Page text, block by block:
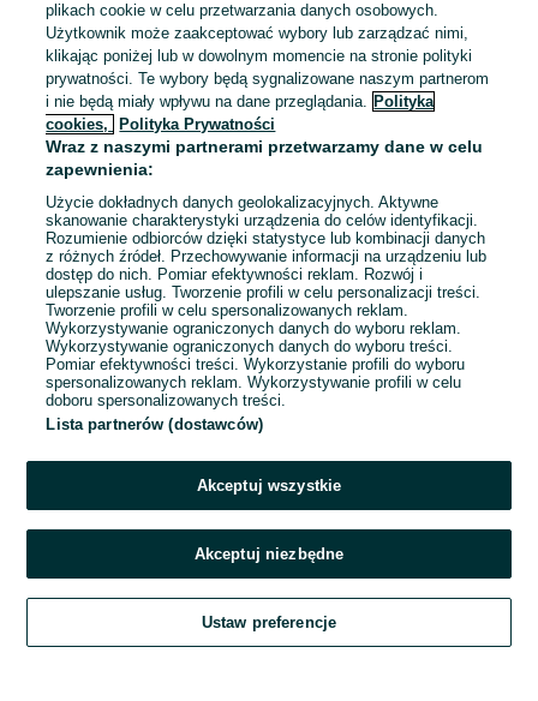
Tama Road Pro HH75W Iron
Cobra Junior - statyw pod hi-
hat
380 zł
401,47 zł z Pakietem
Ochronnym
Tarnobrzeg
05 sierpnia 2026
1 ... 8 ... 22
Zadzwoń / SMS
Szukaj Obserwujesz Dodaj Czat Konto
plikach cookie w celu przetwarzania danych osobowych.
Użytkownik może zaakceptować wybory lub zarządzać nimi,
klikając poniżej lub w dowolnym momencie na stronie polityki
prywatności. Te wybory będą sygnalizowane naszym partnerom
i nie będą miały wpływu na dane przeglądania. Polityka
cookies,
Polityka Prywatności
Wraz z naszymi partnerami przetwarzamy dane w celu
zapewnienia:
Użycie dokładnych danych geolokalizacyjnych. Aktywne
skanowanie charakterystyki urządzenia do celów identyfikacji.
Rozumienie odbiorców dzięki statystyce lub kombinacji danych
z różnych źródeł. Przechowywanie informacji na urządzeniu lub
dostęp do nich. Pomiar efektywności reklam. Rozwój i
ulepszanie usług. Tworzenie profili w celu personalizacji treści.
Tworzenie profili w celu spersonalizowanych reklam.
Wykorzystywanie ograniczonych danych do wyboru reklam.
Wykorzystywanie ograniczonych danych do wyboru treści.
Pomiar efektywności treści. Wykorzystanie profili do wyboru
spersonalizowanych reklam. Wykorzystywanie profili w celu
doboru spersonalizowanych treści.
Lista partnerów (dostawców)
Akceptuj wszystkie
Akceptuj niezbędne
Ustaw preferencje